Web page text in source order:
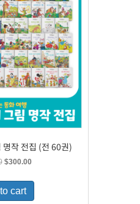
명작 전집 (전 60권)
Original
was:
$460.00.
$300.00Current
is:
cart